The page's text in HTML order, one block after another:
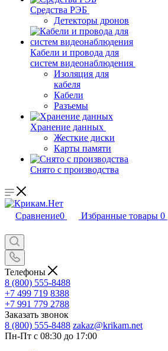
Средства РЭБ
Детекторы дронов
Кабели и провода для
систем видеонаблюдения
Изоляция для
кабеля
Кабели
Разъемы
Хранение данных
Жесткие диски
Карты памяти
Снято с производства
Сравнение0 Избранные товары 0
Телефоны
8 (800) 555-8488
+7 499 719 8388
+7 991 779 2788
Заказать звонок
8 (800) 555-8488 zakaz@krikam.net
Пн-Пт с 08:30 до 17:00